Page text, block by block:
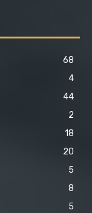
68
4
44
2
18
20
5
8
5